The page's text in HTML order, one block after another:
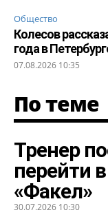
Общество
Колесов
года в
07.08.2026 10:35
По теме
Тренер
перейти
«Факел»
30.07.2026 10:30